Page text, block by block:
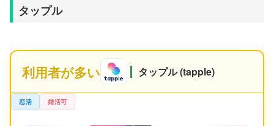
タップル
利用者が多い タップル (tapple)
恋活 婚活可